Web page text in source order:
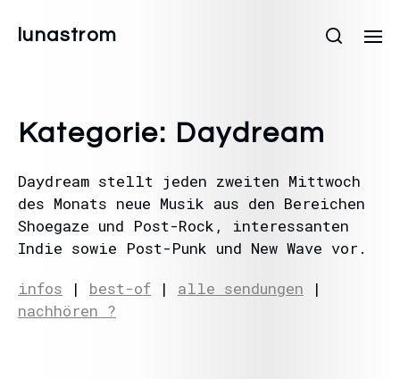
lunastrom
Kategorie: Daydream
Daydream stellt jeden zweiten Mittwoch
des Monats neue Musik aus den Bereichen
Shoegaze und Post-Rock, interessanten
Indie sowie Post-Punk und New Wave vor.
infos | best-of | alle sendungen |
nachhören ?